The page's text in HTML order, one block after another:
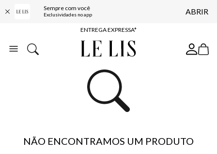
Sempre com você
Exclusividades no app ABRIR
COMPRE ONLINE E RETIRE EM LOJA*
ENTREGA EXPRESSA*
FRETE GRÁTIS*
10% OFF NA PRIMEIRA COMPRA*
NÃO ENCONTRAMOS UM PRODUTO